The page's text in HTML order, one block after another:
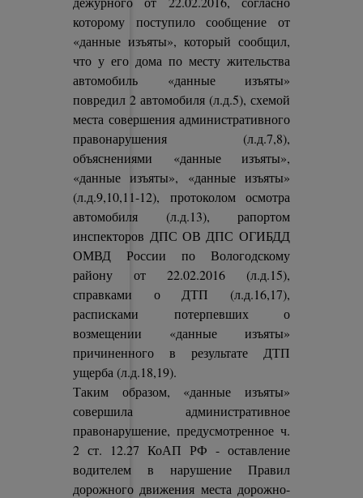
которому поступило сообщение от
«данные изъяты», который сообщил,
что у его дома по месту жительства
автомобиль «данные изъяты»
повредил 2 автомобиля (л.д.5), схемой
места совершения административного
правонарушения (л.д.7,8),
объяснениями «данные изъяты»,
«данные изъяты», «данные изъяты»
(л.д.9,10,11-12), протоколом осмотра
автомобиля (л.д.13), рапортом
инспекторов ДПС ОВ ДПС ОГИБДД
ОМВД России по Вологодскому
району от 22.02.2016 (л.д.15),
справками о ДТП (л.д.16,17),
расписками потерпевших о
возмещении «данные изъяты»
причиненного в результате ДТП
ущерба (л.д.18,19).
Таким образом, «данные изъяты»
совершила административное
правонарушение, предусмотренное ч.
2 ст. 12.27 КоАП РФ - оставление
водителем в нарушение Правил
дорожного движения места дорожно-